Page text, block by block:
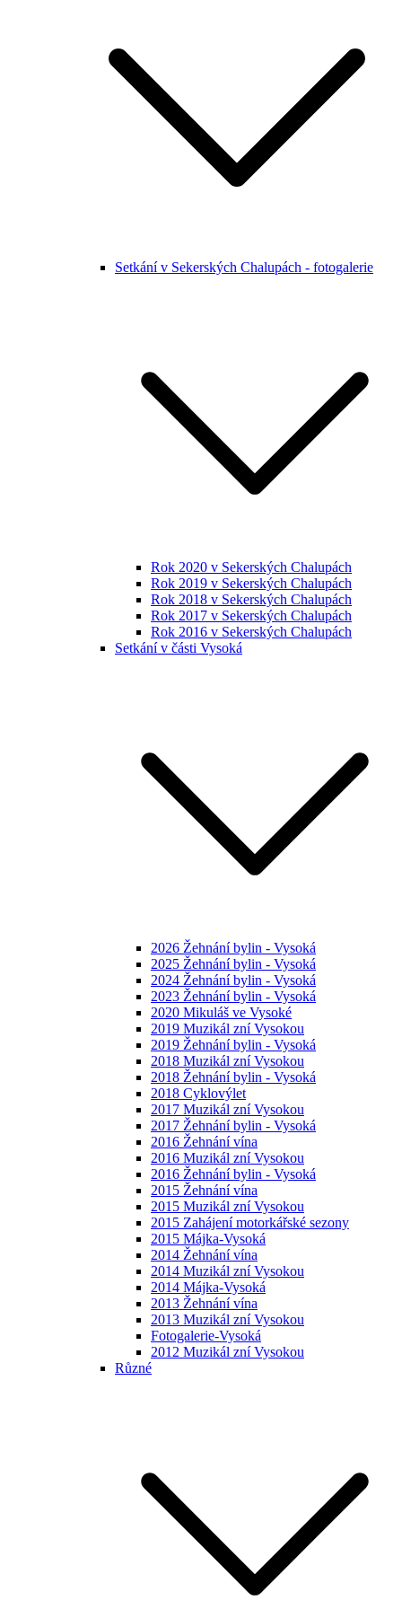
Setkání v Sekerských Chalupách - fotogalerie
Rok 2020 v Sekerských Chalupách
Rok 2019 v Sekerských Chalupách
Rok 2018 v Sekerských Chalupách
Rok 2017 v Sekerských Chalupách
Rok 2016 v Sekerských Chalupách
Setkání v části Vysoká
2026 Žehnání bylin - Vysoká
2025 Žehnání bylin - Vysoká
2024 Žehnání bylin - Vysoká
2023 Žehnání bylin - Vysoká
2020 Mikuláš ve Vysoké
2019 Muzikál zní Vysokou
2019 Žehnání bylin - Vysoká
2018 Muzikál zní Vysokou
2018 Žehnání bylin - Vysoká
2018 Cyklovýlet
2017 Muzikál zní Vysokou
2017 Žehnání bylin - Vysoká
2016 Žehnání vína
2016 Muzikál zní Vysokou
2016 Žehnání bylin - Vysoká
2015 Žehnání vína
2015 Muzikál zní Vysokou
2015 Zahájení motorkářské sezony
2015 Májka-Vysoká
2014 Žehnání vína
2014 Muzikál zní Vysokou
2014 Májka-Vysoká
2013 Žehnání vína
2013 Muzikál zní Vysokou
Fotogalerie-Vysoká
2012 Muzikál zní Vysokou
Různé